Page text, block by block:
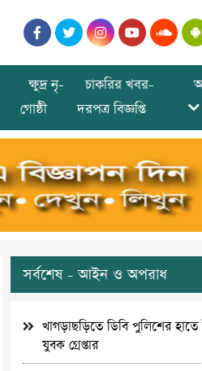
ক্ষুদ্র নৃ-
গোষ্ঠী
চাকরির খবর-
দরপত্র বিজ্ঞপ্তি
সর্বশেষ - আইন ও অপরাধ
খাগড়াছড়িতে ডিবি পুলিশের
যুবক গ্রেপ্তার